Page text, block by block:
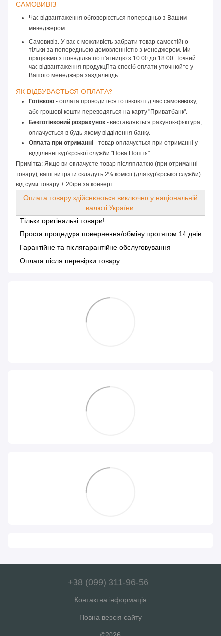
САМОВИВІЗ
Час відвантаження обговорюється попередньо з Вашим
менеджером.
Самовивіз. У вас є можливість забрати товар самостійно
тільки за попередньою домовленністю з менеджером. Ми
працюємо з понеділка по п'ятницю з 10:00 до 18:00. Точний
час відвантаження продукції та спосіб оплати уточнюйте у
Вашого менеджера заздалегідь.
ЯК ВІДБУВАЄТЬСЯ ОПЛАТА?
Готівкою - оплата проводиться готівкою під час самовивозу,
або грошові кошти переводяться на карту "Приватбанк".
Безготівковий розрахунок - виставляється рахунок-фактура,
оплачується в будь-якому відділення банку.
Оплата при отриманні - товар оплачується при отриманні у
відділенні кур'єрської служби "Нова Пошта".
Примітка: Якщо ви оплачуєте товар післяплатою (при отриманні
товару), ваші витрати складуть 2% комісії (для кур'єрської служби)
від суми товару + 20грн за конверт.
Оплата товару здійснюється виключно у національній
валюті України.
Тільки оригінальні товари!
Проста процедура повернення/обміну протягом 14 днів
Гарантійне та післягарантійне обслуговування
Оплата після перевірки товару
+38 (099) 311-96-56
Контактна інформація
Повна версія сайту
©2026